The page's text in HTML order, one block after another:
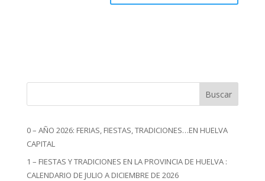
Buscar
0 – AÑO 2026: FERIAS, FIESTAS, TRADICIONES…EN HUELVA
CAPITAL
1 – FIESTAS Y TRADICIONES EN LA PROVINCIA DE HUELVA :
CALENDARIO DE JULIO A DICIEMBRE DE 2026